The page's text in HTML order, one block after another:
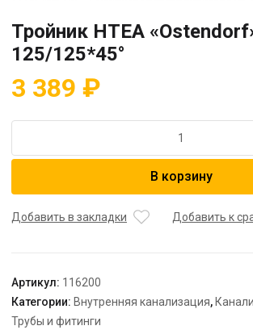
Тройник HTEA
125/125*45°
3 389 ₽
Тройник
125/125*45°
В корзину
Добавить в закладки Добавить к
Артикул: 116200
Категории: Внутренняя канализация,
Трубы и фитинги